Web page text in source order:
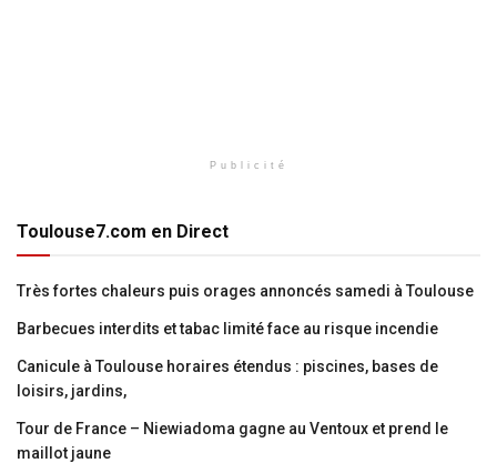
Publicité
Toulouse7.com en Direct
Très fortes chaleurs puis orages annoncés samedi à Toulouse
Barbecues interdits et tabac limité face au risque incendie
Canicule à Toulouse horaires étendus : piscines, bases de
loisirs, jardins,
Tour de France – Niewiadoma gagne au Ventoux et prend le
maillot jaune